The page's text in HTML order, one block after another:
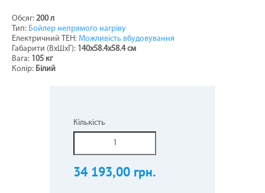
Обсяг: 200 л
Тип: Бойлер непрямого нагріву
Електричний ТЕН: Можливість вбудовування
Габарити (ВхШхГ): 140х58.4х58.4 см
Вага: 105 кг
Колір: Білий
Кількість
34 193,00 грн.